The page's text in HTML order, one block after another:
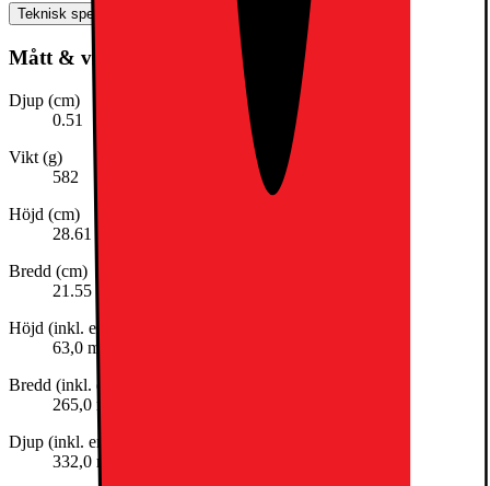
Teknisk specifikation
Mått & vikt
Djup (cm)
0.51
Vikt (g)
582
Höjd (cm)
28.61
Bredd (cm)
21.55
Höjd (inkl. emballage)
63,0 mm
Bredd (inkl. emballage)
265,0 mm
Djup (inkl. emballage)
332,0 mm